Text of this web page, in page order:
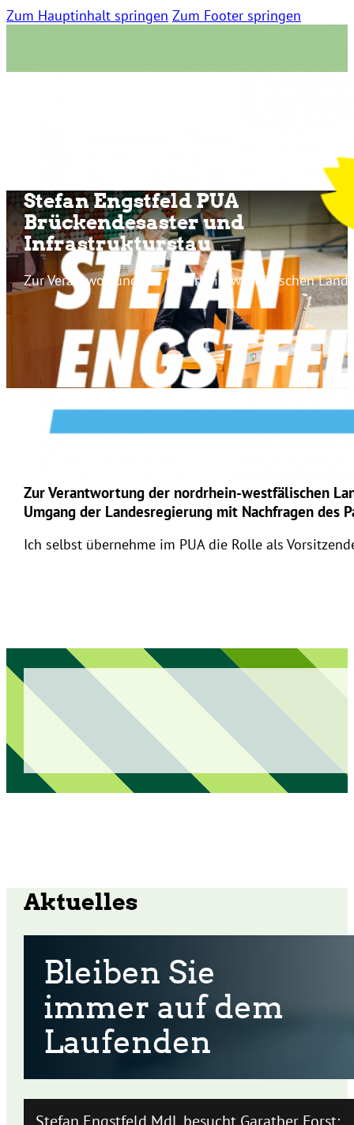
Zum Hauptinhalt springen Zum Footer springen
Stefan Engstfeld PUA
Brückendesaster und
Infrastrukturstau
Zur Verantwortung der nordrhein-westfälischen
Zur Verantwortung der nordrhein-westfälischen
Umgang der Landesregierung mit Nachfragen des
Ich selbst übernehme im PUA die Rolle als
Aktuelles
Bleiben Sie
immer auf dem
Laufenden
Stefan Engstfeld MdL besucht Garather Forst:...